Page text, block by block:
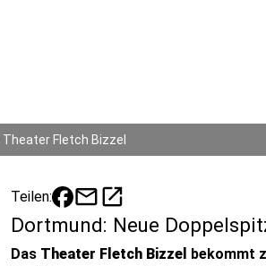
Theater Fletch Bizzel
Teilen: mailopen_in_new
Dortmund: Neue
Das Theater Fletch Bizzel bekommt